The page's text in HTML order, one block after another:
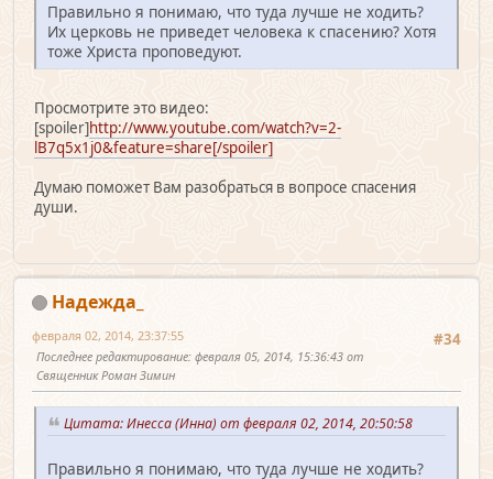
Правильно я понимаю, что туда лучше не ходить?
Их церковь не приведет человека к спасению? Хотя
тоже Христа проповедуют.
Просмотрите это видео:
[spoiler]http://www.youtube.com/watch?v=2-
lB7q5x1j0&feature=share[/spoiler]
Думаю поможет Вам разобраться в вопросе спасения
души.
Надежда_
#34
февраля 02, 2014, 23:37:55
Последнее редактирование: февраля 05, 2014, 15:36:43 от
Священник Роман Зимин
Цитата: Инесса (Инна) от февраля 02, 2014, 20:50:58
Правильно я понимаю, что туда лучше не ходить?